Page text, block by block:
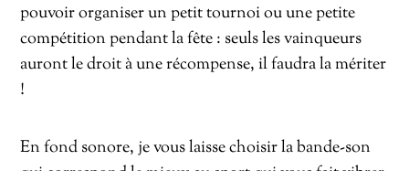
pouvoir organiser un petit tournoi ou une petite
compétition pendant la fête : seuls les vainqueurs
auront le droit à une récompense, il faudra la mériter
!
En fond sonore, je vous laisse choisir la bande-son